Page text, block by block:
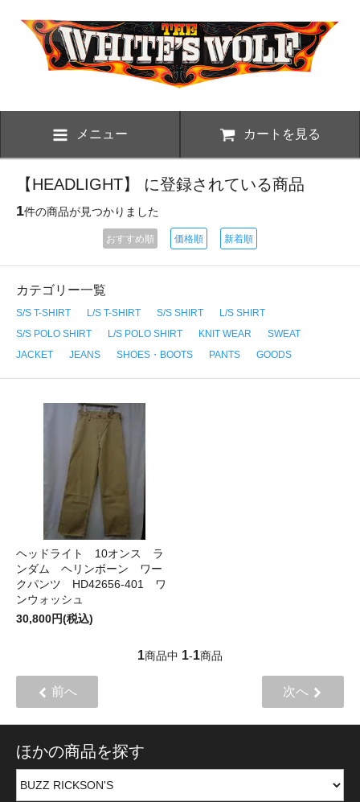
メニュー カートを見る
【HEADLIGHT】 に登録されている商品
1件の商品が見つかりました
おすすめ順 価格順 新着順
カテゴリー一覧
S/S T-SHIRT L/S T-SHIRT S/S SHIRT
L/S SHIRT
S/S POLO SHIRT
L/S POLO SHIRT KNIT WEAR
SWEAT
JACKET
JEANS SHOES・BOOTS PANTS GOODS
ヘッドライト 10オンス ラ
ンダム ヘリンボーン ワー
クパンツ HD42656-401 ワ
ンウォッシュ
30,800円(税込)
1商品中 1-1商品
前へ 次へ
ほかの商品を探す